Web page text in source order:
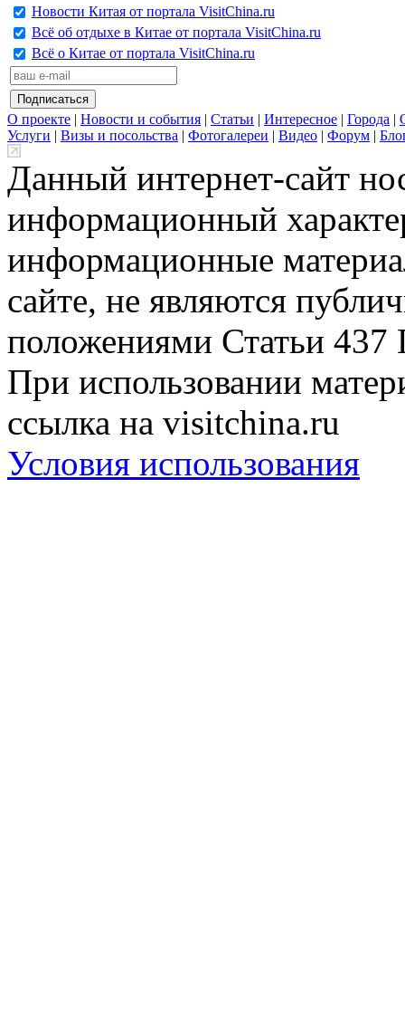
Новости Китая от портала VisitChina.ru
Всё об отдыхе в Китае от портала VisitChina.ru
Всё о Китае от портала VisitChina.ru
О проекте | Новости и события | Статьи | Интересное | Города |
Услуги | Визы и посольства | Фотогалереи | Видео | Форум |
Данный интернет-сайт
информационный
информационные
сайте, не являются
положениями Статьи 437
При использовании
ссылка на visitchina.ru
Условия использования